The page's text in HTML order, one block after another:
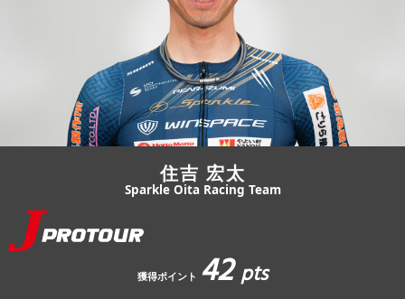
エントリー
JBCF ROAD SERIESとは
住吉 宏太
Sparkle Oita Racing Team
獲得ポイント 42pts